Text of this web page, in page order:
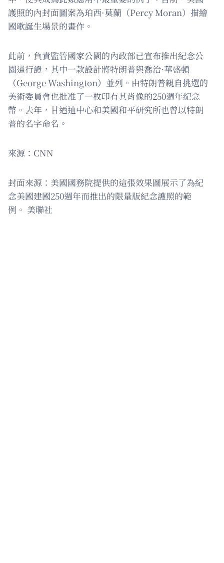
護照的內封面圖案為珀西·莫蘭（Percy Moran）描繪
國歌誕生場景的畫作。
此前，負責監管國家公園的內政部已宣布推出紀念公
園通行證，其中一款設計將特朗普與喬治·華盛頓
（George Washington）並列。由特朗普親自挑選的
美術委員會也批准了一枚印有其肖像的250週年紀念
幣。去年，甘迺迪中心和美國和平研究所也曾以特朗
普的名字命名。
來源：CNN
封面來源：美國國務院提供的這張效果圖展示了為紀
念美國建國250週年而推出的限量版紀念護照的範
例。 美聯社